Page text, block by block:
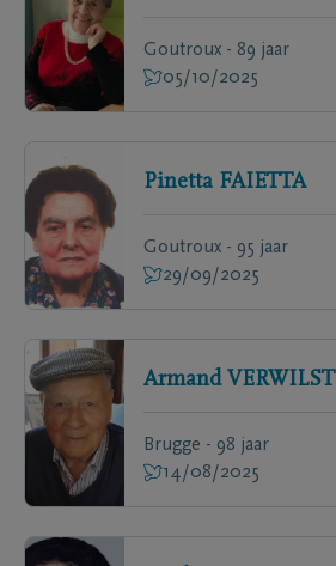
Goutroux - 89 jaar
05/10/2025
Pinetta FAIETTA
Goutroux - 95 jaar
29/09/2025
Armand VERWILST
Brugge - 98 jaar
14/08/2025